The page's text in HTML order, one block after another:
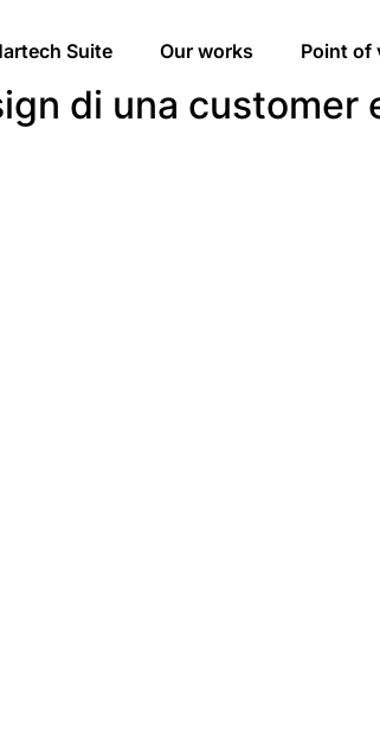
Suite Our works Point of
di una customer